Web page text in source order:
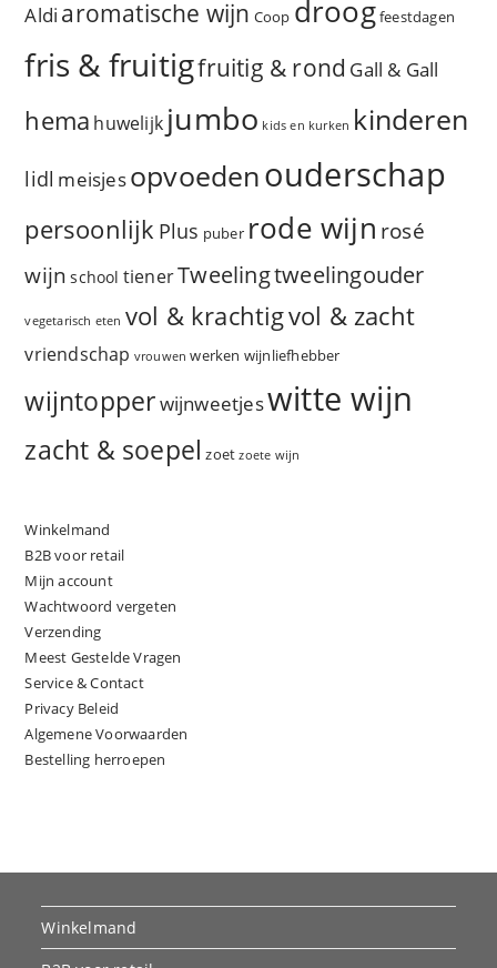
Aldi aromatische wijn Coop droogfeestdagen
fris & fruitigfruitig & rond Gall & Gall
hema huwelijk jumbo kids en kurken kinderen
lidl meisjesopvoedenouderschap
persoonlijk Plus puber rode wijn rosé
wijn school tienerTweelingtweelingouder
vegetarisch eten vol & krachtigvol & zacht
vriendschap vrouwen werken wijnliefhebber
wijntopperwijnweetjeswitte wijn
zacht & soepel zoet zoete wijn
Winkelmand
B2B voor retail
Mijn account
Wachtwoord vergeten
Verzending
Meest Gestelde Vragen
Service & Contact
Privacy Beleid
Algemene Voorwaarden
Bestelling herroepen
Winkelmand